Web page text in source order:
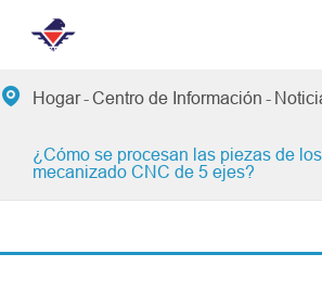
 Hogar Centro de Información
¿Cómo se procesan las piezas de
mecanizado CNC de 5 ejes?